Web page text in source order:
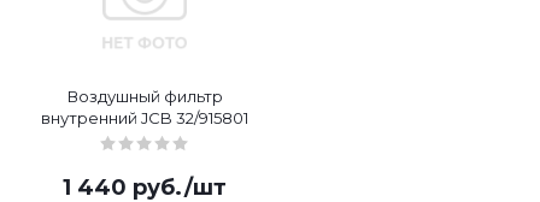
Воздушный фильтр
внутренний JCB 32/915801
1 440 руб./шт